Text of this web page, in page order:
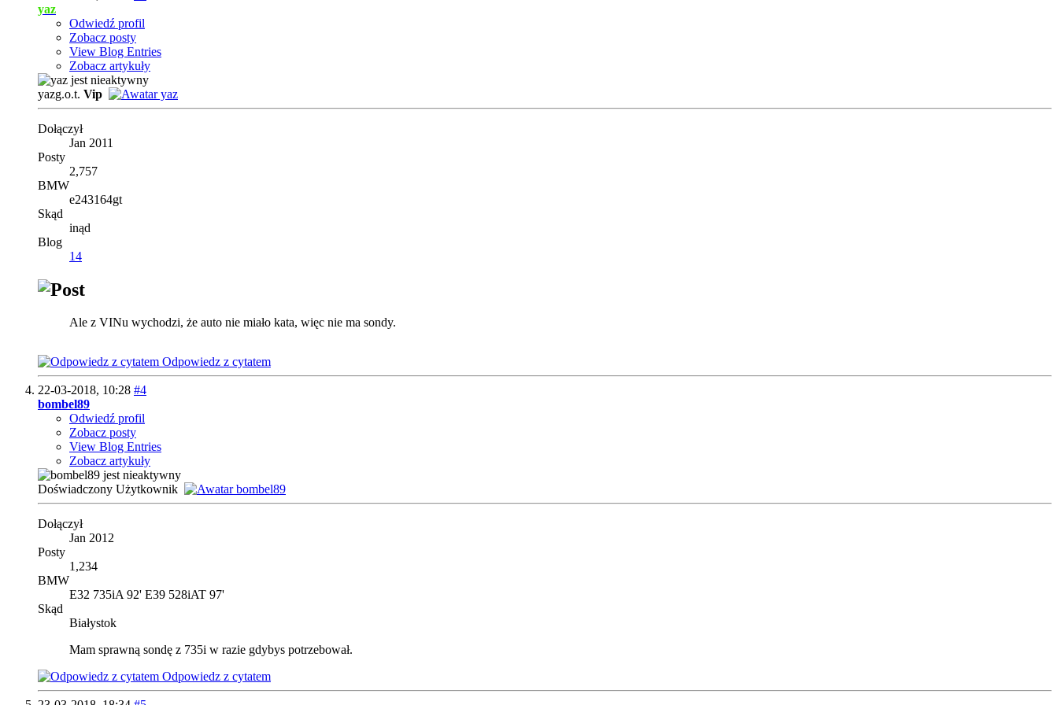
yaz
Odwiedź profil
Zobacz posty
View Blog Entries
Zobacz artykuły
yazg.o.t. Vip
Dołączył
Jan 2011
Posty
2,757
BMW
e243164gt
Skąd
inąd
Blog
14
Ale z VINu wychodzi, że auto nie miało kata, więc nie ma sondy.
Odpowiedz z cytatem
22-03-2018, 10:28 #4
bombel89
Odwiedź profil
Zobacz posty
View Blog Entries
Zobacz artykuły
Doświadczony Użytkownik
Dołączył
Jan 2012
Posty
1,234
BMW
E32 735iA 92' E39 528iAT 97'
Skąd
Białystok
Mam sprawną sondę z 735i w razie gdybys potrzebował.
Odpowiedz z cytatem